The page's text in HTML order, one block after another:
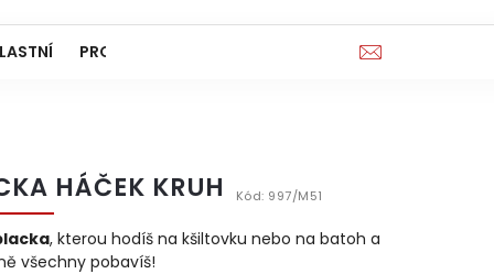
PRO FIRMY & SPOLKY
HÁČEK KRUH Kód: 997/M51
, kterou hodíš na kšiltovku nebo na batoh a
všechny pobavíš!